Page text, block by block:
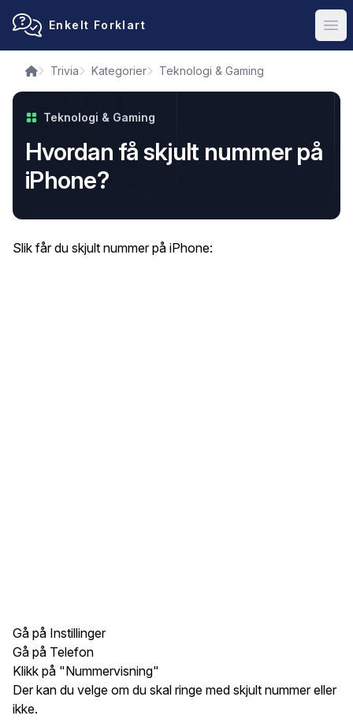
Enkelt Forklart
Trivia Kategorier Teknologi & Gaming
Teknologi & Gaming
Hvordan få skjult nummer på
iPhone?
Slik får du skjult nummer på iPhone:
Gå på Instillinger
Gå på Telefon
Klikk på "Nummervisning"
Der kan du velge om du skal ringe med skjult nummer eller
ikke.